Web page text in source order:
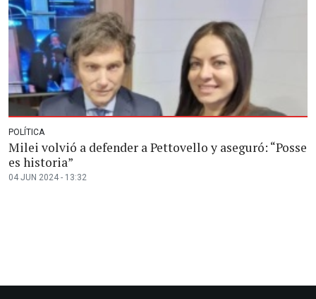
POLÍTICA
Milei volvió a defender a Pettovello y aseguró: “Posse
es historia”
04 JUN 2024 - 13:32